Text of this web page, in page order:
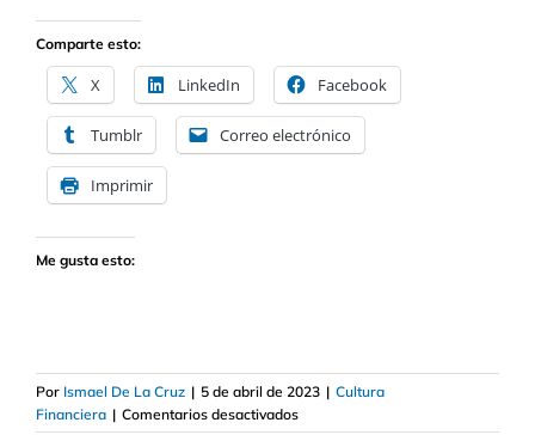
Comparte esto:
X LinkedIn Facebook
Tumblr Correo electrónico
Imprimir
Me gusta esto:
Por Ismael De La Cruz | 5 de abril de 2023 | Cultura
Financiera | Comentarios desactivadosen
Cómo